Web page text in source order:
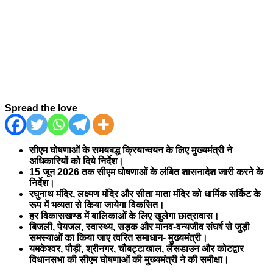
Spread the love
सीएम घोषणाओं के समयबद्ध क्रियान्वयन के लिए मुख्यमंत्री ने
अधिकारियों को दिये निर्देश।
15 जून 2026 तक सीएम घोषणाओं के लंबित शासनादेश जारी करने के
निर्देश।
रघुनाथ मंदिर, लक्ष्मण मंदिर और सीता माता मंदिर को धार्मिक सर्किट के
रूप में भव्यता से किया जायेगा विकसित।
हर विकासखण्ड में बालिकाओं के लिए खुलेगा छात्रावास।
बिजली, पेयजल, स्वास्थ्य, सड़क और मानव-वन्यजीव संघर्ष से जुड़ी
समस्याओं का किया जाए त्वरित समाधान- मुख्यमंत्री।
यमकेश्वर, पौड़ी, श्रीनगर, चौबट्टाखाल, लैंसडाउन और कोटद्वार
विधानसभा की सीएम घोषणाओं की मुख्यमंत्री ने की समीक्षा।